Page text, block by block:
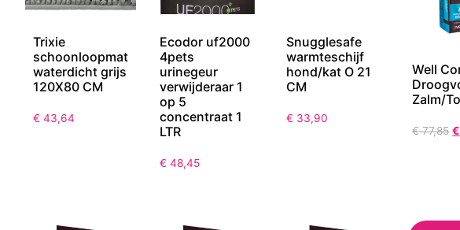
Trixie
schoonloopmat
waterdicht grijs
120X80 CM
€ 43,64
Ecodor uf2000
4pets
urinegeur
verwijderaar 1
op 5
concentraat 1
LTR
€ 48,45
Snugglesafe
warmteschijf
hond/kat O 21
CM
€ 33,90
Well
Zalm/
€77,85 €